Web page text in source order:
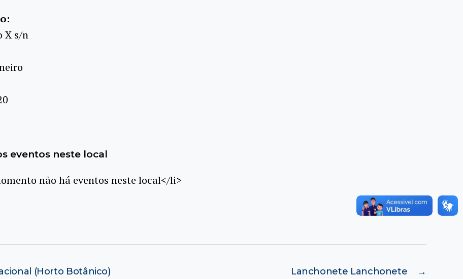
X s/n
eventos neste local
não há eventos neste local</li>
(Horto Botânico) →
Lanchonete Lanchonete